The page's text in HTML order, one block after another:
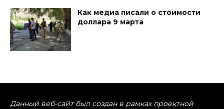
Как медиа писали о стоимости
доллара 9 марта
Данный веб-сайт был создан в рамках проектной